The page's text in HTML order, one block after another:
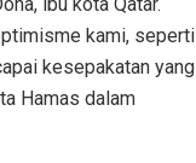
kami, seperti
kesepakatan yang
Hamas dalam